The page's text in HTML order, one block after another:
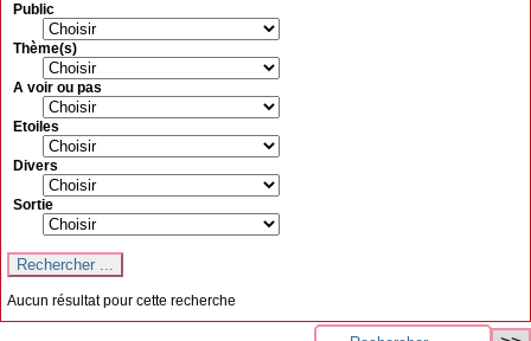
Public
Thème(s)
A voir ou pas
Etoiles
Divers
Sortie
Aucun résultat pour cette recherche